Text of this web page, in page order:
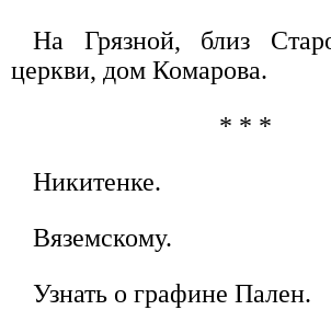
На Грязной, близ
церкви, дом Комарова.
* * *
Никитенке.
Вяземскому.
Узнать о графине Пален.